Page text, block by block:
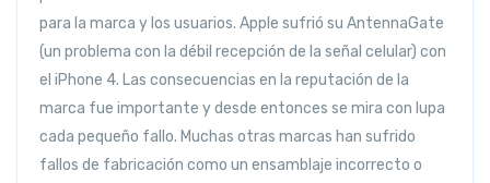
para la marca y los usuarios. Apple sufrió su AntennaGate
(un problema con la débil recepción de la señal celular) con
el iPhone 4. Las consecuencias en la reputación de la
marca fue importante y desde entonces se mira con lupa
cada pequeño fallo. Muchas otras marcas han sufrido
fallos de fabricación como un ensamblaje incorrecto o